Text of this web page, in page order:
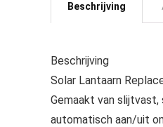
Beschrijving
Beschrijving
Solar Lantaarn
Gemaakt van slijtvast,
automatisch aan/uit